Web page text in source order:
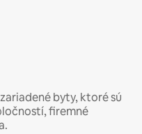
byty, ktoré sú
firemné